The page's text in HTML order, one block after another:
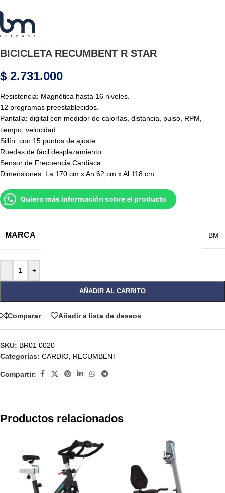
BICICLETA RECUMBENT R STAR
$ 2.731.000
Resistencia: Magnética hasta 16 niveles.
12 programas preestablecidos.
Pantalla: digital con medidor de calorías, distancia, pulso, RPM,
tiempo, velocidad
Sillín: con 15 puntos de ajuste
Ruedas de fácil desplazamiento
Sensor de Frecuencia Cardiaca.
Dimensiones: La 170 cm x An 62 cm x Al 118 cm.
Quiero más información sobre el producto
MARCA BM
- +
AÑADIR AL CARRITO
Comparar Añadir a lista de deseos
SKU: BR01 0020
Categorías: CARDIO RECUMBENT
Compartir:
Productos relacionados